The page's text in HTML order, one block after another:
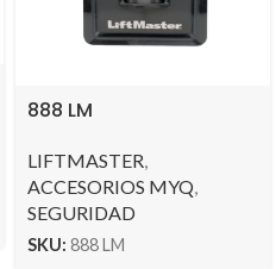
888 LM
LIFTMASTER,
ACCESORIOS MYQ,
SEGURIDAD
SKU: 888 LM